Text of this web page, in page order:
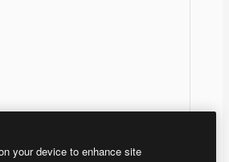
your device to enhance site